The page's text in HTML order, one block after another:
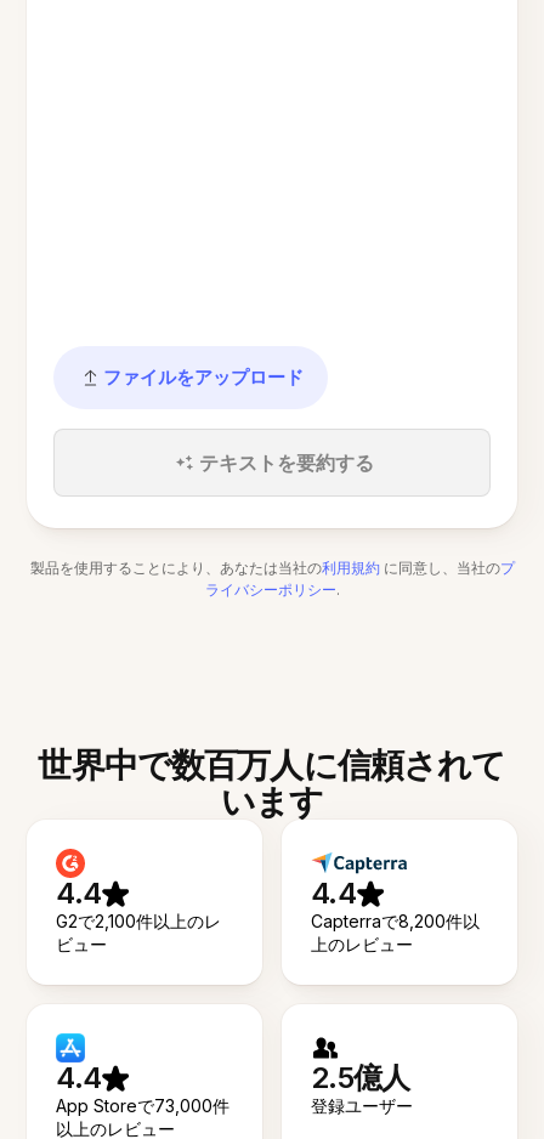
ファイルをアップロード
テキストを要約する
製品を使用することにより、あなたは当社の利用規約 に同意し、当社のプ
ライバシーポリシー.
世界中で数百万人に信頼されて
います
4.4
G2で2,100件以上のレ
ビュー
4.4
Capterraで8,200件以
上のレビュー
4.4
App Storeで73,000件
以上のレビュー
2.5億人
登録ユーザー